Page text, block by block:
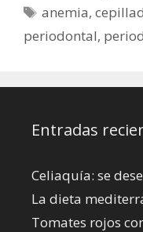
Etiquetas
anemia,
periodontal,
Entradas
Celiaquía: se
La dieta
Tomates rojos